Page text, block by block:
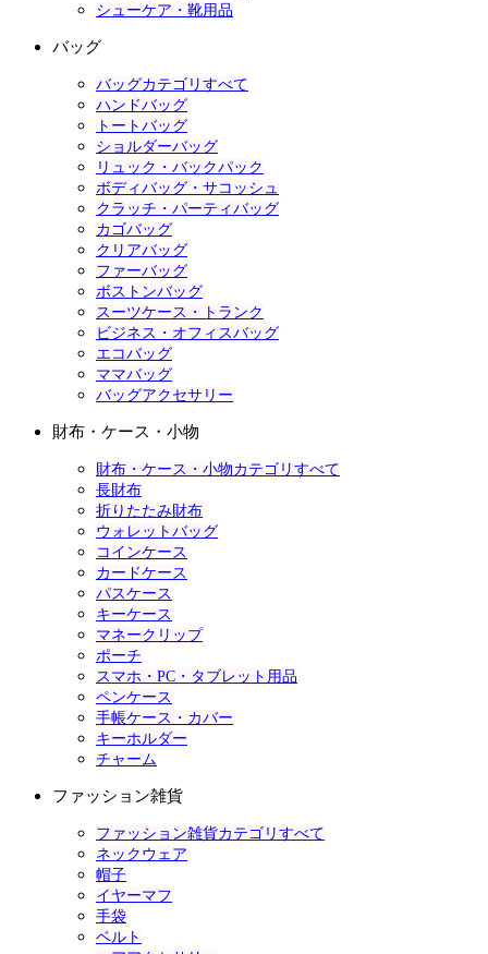
シューケア・靴用品
バッグ
バッグカテゴリすべて
ハンドバッグ
トートバッグ
ショルダーバッグ
リュック・バックパック
ボディバッグ・サコッシュ
クラッチ・パーティバッグ
カゴバッグ
クリアバッグ
ファーバッグ
ボストンバッグ
スーツケース・トランク
ビジネス・オフィスバッグ
エコバッグ
ママバッグ
バッグアクセサリー
財布・ケース・小物
財布・ケース・小物カテゴリすべて
長財布
折りたたみ財布
ウォレットバッグ
コインケース
カードケース
パスケース
キーケース
マネークリップ
ポーチ
スマホ・PC・タブレット用品
ペンケース
手帳ケース・カバー
キーホルダー
チャーム
ファッション雑貨
ファッション雑貨カテゴリすべて
ネックウェア
帽子
イヤーマフ
手袋
ベルト